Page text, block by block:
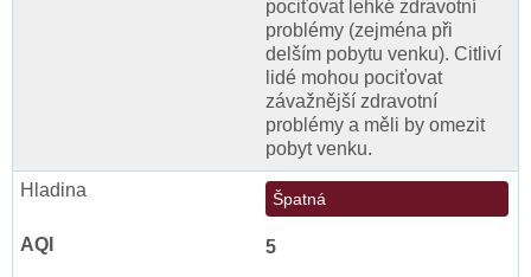
pociťovat lehké zdravotní
problémy (zejména při
delším pobytu venku). Citliví
lidé mohou pociťovat
závažnější zdravotní
problémy a měli by omezit
pobyt venku.
Špatná
5